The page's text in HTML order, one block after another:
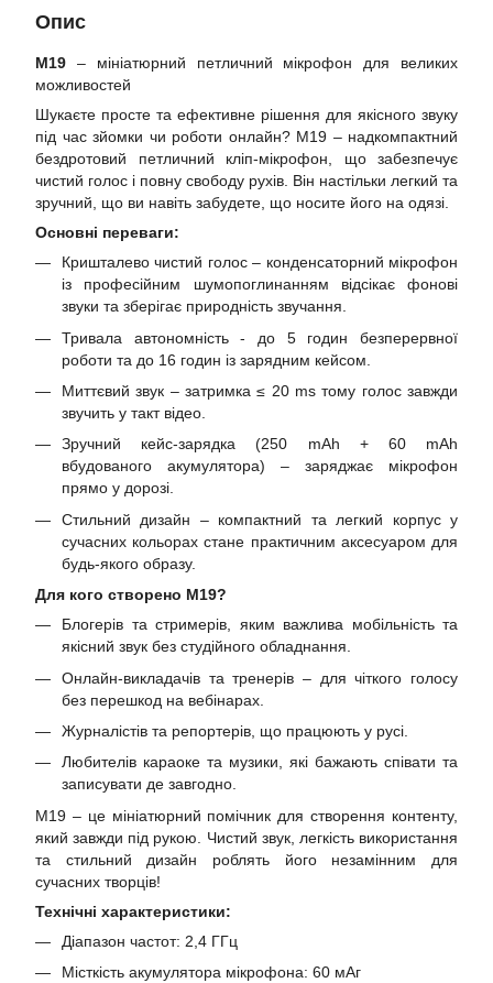
Опис
M19 – мініатюрний петличний мікрофон для великих
можливостей
Шукаєте просте та ефективне рішення для якісного звуку
під час зйомки чи роботи онлайн? M19 – надкомпактний
бездротовий петличний кліп-мікрофон, що забезпечує
чистий голос і повну свободу рухів. Він настільки легкий та
зручний, що ви навіть забудете, що носите його на одязі.
Основні переваги:
Кришталево чистий голос – конденсаторний мікрофон
із професійним шумопоглинанням відсікає фонові
звуки та зберігає природність звучання.
Тривала автономність - до 5 годин безперервної
роботи та до 16 годин із зарядним кейсом.
Миттєвий звук – затримка ≤ 20 ms тому голос завжди
звучить у такт відео.
Зручний кейс-зарядка (250 mAh + 60 mAh
вбудованого акумулятора) – заряджає мікрофон
прямо у дорозі.
Стильний дизайн – компактний та легкий корпус у
сучасних кольорах стане практичним аксесуаром для
будь-якого образу.
Для кого створено M19?
Блогерів та стримерів, яким важлива мобільність та
якісний звук без студійного обладнання.
Онлайн-викладачів та тренерів – для чіткого голосу
без перешкод на вебінарах.
Журналістів та репортерів, що працюють у русі.
Любителів караоке та музики, які бажають співати та
записувати де завгодно.
M19 – це мініатюрний помічник для створення контенту,
який завжди під рукою. Чистий звук, легкість використання
та стильний дизайн роблять його незамінним для
сучасних творців!
Технічні характеристики:
Діапазон частот: 2,4 ГГц
Місткість акумулятора мікрофона: 60 мАг